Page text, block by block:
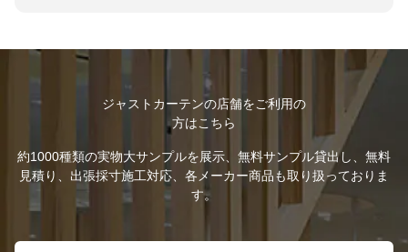
ジャストカーテンの店舗をご利用の
方はこちら
約1000種類の実物大サンプルを展示、無料サンプル貸出し、無料
見積り、出張採寸施工対応、各メーカー商品も取り扱っておりま
す。